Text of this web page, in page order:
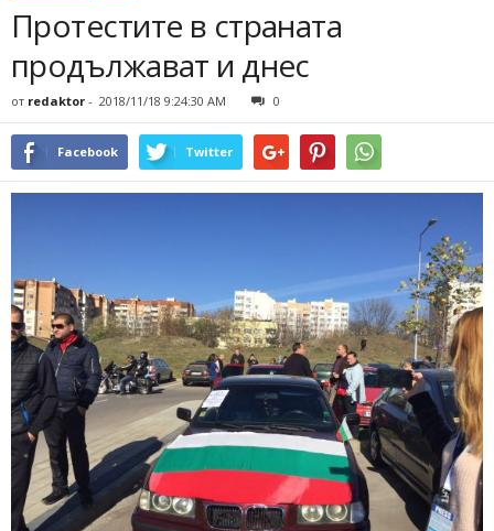
Протестите в страната
продължават и днес
от redaktor - 2018/11/18 9:24:30 AM 0
Facebook Twitter